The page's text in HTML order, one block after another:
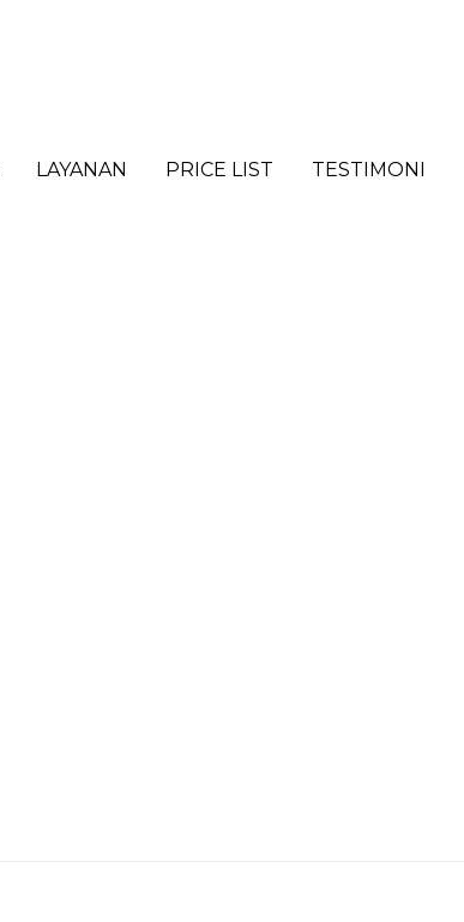
LAYANAN PRICE LIST TESTIMONI